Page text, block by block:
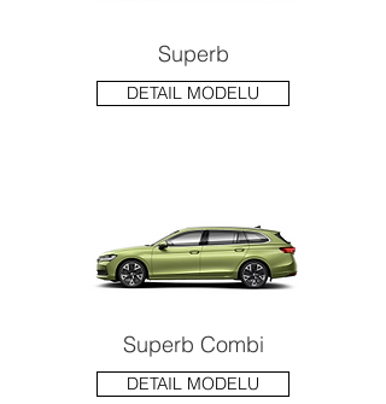
Superb
DETAIL MODELU
Superb Combi
DETAIL MODELU